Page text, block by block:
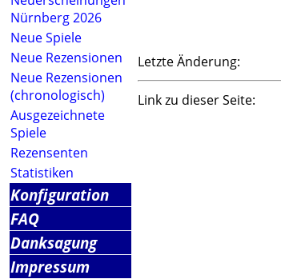
Nürnberg 2026
Neue Spiele
Neue Rezensionen
Neue Rezensionen
(chronologisch)
Ausgezeichnete
Spiele
Rezensenten
Statistiken
Konfiguration
FAQ
Danksagung
Impressum
Letzte Änderung:
Link zu dieser Seite: